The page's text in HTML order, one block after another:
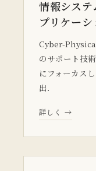
情報シス
プリケーシ
Cyber-
のサポート技
にフォーカス
出．
詳しく →